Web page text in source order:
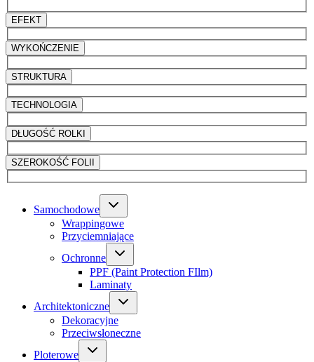
EFEKT
WYKOŃCZENIE
STRUKTURA
TECHNOLOGIA
DŁUGOŚĆ ROLKI
SZEROKOŚĆ FOLII
Samochodowe
Wrappingowe
Przyciemniające
Ochronne
PPF (Paint Protection FIlm)
Laminaty
Architektoniczne
Dekoracyjne
Przeciwsłoneczne
Ploterowe